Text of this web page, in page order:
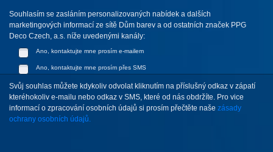
Souhlasím se zasláním personalizovaných nabídek a dalších
marketingových informací ze sítě Dům barev a od ostatních značek PPG
Deco Czech, a.s. níže uvedenými kanály:
Ano, kontaktujte mne prosím e-mailem
Ano, kontaktujte mne prosím přes SMS
Svůj souhlas můžete kdykoliv odvolat kliknutím na příslušný odkaz v zápatí
kteréhokoliv e-mailu nebo odkaz v SMS, které od nás obdržíte. Pro vice
informací o zpracování osobních údajů si prosím přečtěte naše zásady
ochrany osobních údajů.